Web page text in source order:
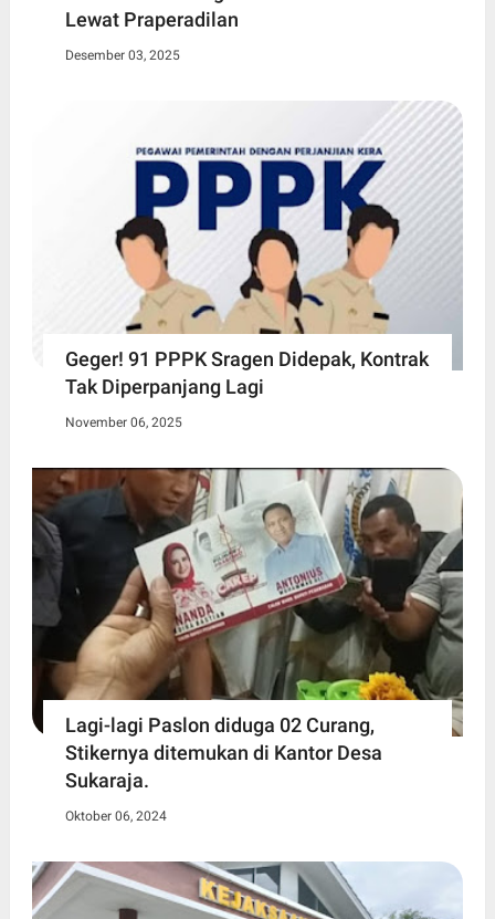
Lewat Praperadilan
Desember 03, 2025
Geger! 91 PPPK Sragen Didepak, Kontrak
Tak Diperpanjang Lagi
November 06, 2025
Lagi-lagi Paslon diduga 02 Curang,
Stikernya ditemukan di Kantor Desa
Sukaraja.
Oktober 06, 2024